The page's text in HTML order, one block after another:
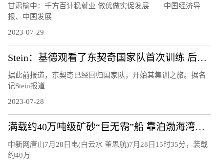
甘肃榆中：千方百计稳就业 做优做实促发展 中国经济导
报、中国发展
2023-07-29
Stein：基德观看了东契奇国家队首次训练 后者下周三将出战希腊
据此前报道，东契奇已经回归国家队，开始其集训之旅。据名
记Stein报道
2023-07-28
满载约40万吨级矿砂“巨无霸”船 靠泊渤海湾曹妃甸港区
中新网唐山7月28日电(白云水 董思航)7月28日15时35分，装载
约40万